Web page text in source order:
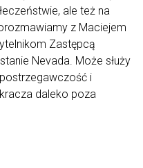
ale też na
z Maciejem
Zastępcą
Nevada. Może służy
i
daleko poza